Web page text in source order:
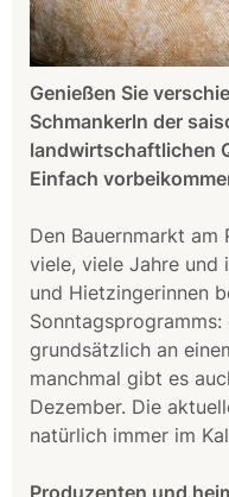
Genießen Sie
Schmankerln der
landwirtschaftlichen
Einfach
Den Bauernmarkt am
viele, viele Jahre und
und Hietzingerinnen
grundsätzlich an
manchmal gibt es
Dezember. Die
natürlich immer im
Produzenten und